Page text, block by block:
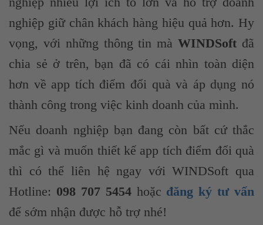
nghiệp giữ chân khách hàng hiệu quả hơn. Hy
vọng, với những thông tin màWINDSoft đã
chia sẻ ở trên, bạn đã có cái nhìn toàn diện
hơn về app tích điểm đổi quà và áp dụng nó
thành công trong việc kinh doanh của mình.
Nếu doanh nghiệp bạn đang còn bất cứ thắc
mắc gì và muốn thiết kế app tích điểm đổi quà
thì có thể liên hệ ngay với WINDSoft qua
Hotline: 098 707 5454 hoặc đăng ký tư vấn
để sớm nhận được hỗ trợ nhé!